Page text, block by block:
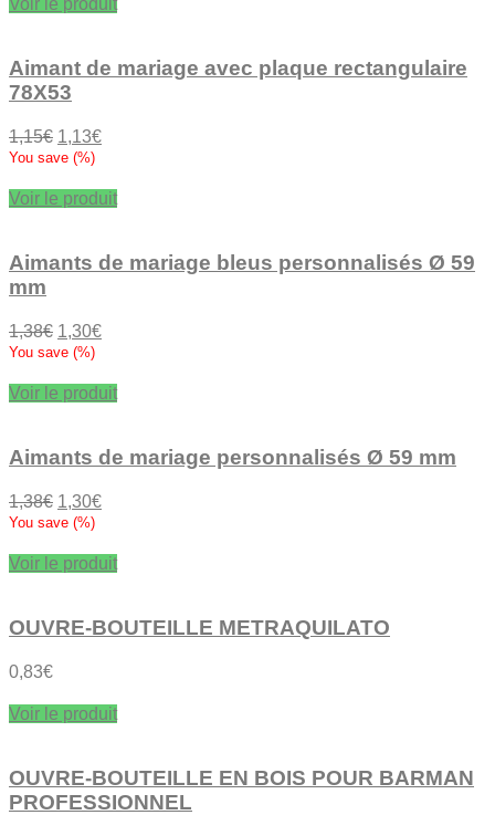
Voir le produit
Aimant de mariage avec plaque rectangulaire
78X53
1,15€ Le
prix
était :
1,13€Le
est :
You save (%)
Voir le produit
Aimants de mariage bleus personnalisés Ø 59
mm
1,38€ Le
prix
était :
1,30€Le
est :
You save (%)
Voir le produit
Aimants de mariage personnalisés Ø 59 mm
1,38€ Le
prix
était :
1,30€Le
est :
You save (%)
Voir le produit
OUVRE-BOUTEILLE METRAQUILATO
0,83€
Voir le produit
OUVRE-BOUTEILLE EN BOIS POUR BARMAN
PROFESSIONNEL